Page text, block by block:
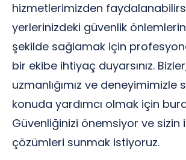
hizmetlerimizden
yerlerinizdeki güvenlik
şekilde sağlamak için
bir ekibe ihtiyaç duyarsınız.
uzmanlığımız ve deneyimimizle
konuda yardımcı olmak için
Güvenliğinizi önemsiyor ve sizin
çözümleri sunmak istiyoruz.